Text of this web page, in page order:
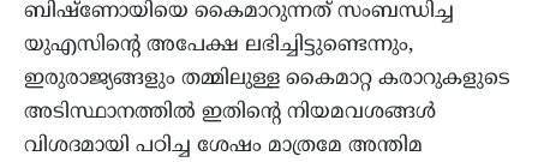
ബിഷ്‌ണോയിയെ കൈമാറുന്നത് സംബന്ധിച്ച
യുഎസിന്റെ അപേക്ഷ ലഭിച്ചിട്ടുണ്ടെന്നും,
ഇരുരാജ്യങ്ങളും തമ്മിലുള്ള കൈമാറ്റ കരാറുകളുടെ
അടിസ്ഥാനത്തില്‍ ഇതിന്റെ നിയമവശങ്ങള്‍
വിശദമായി പഠിച്ച ശേഷം മാത്രമേ അന്തിമ